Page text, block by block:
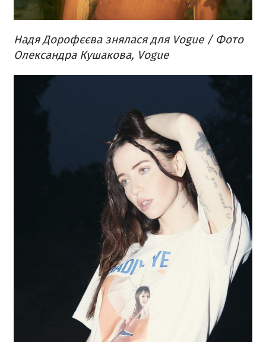
Надя Дорофєєва знялася для Vogue / Фото
Олександра Кушакова, Vogue